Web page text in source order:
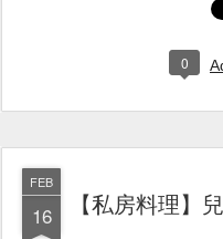
0
FEB
16 【私房料理】